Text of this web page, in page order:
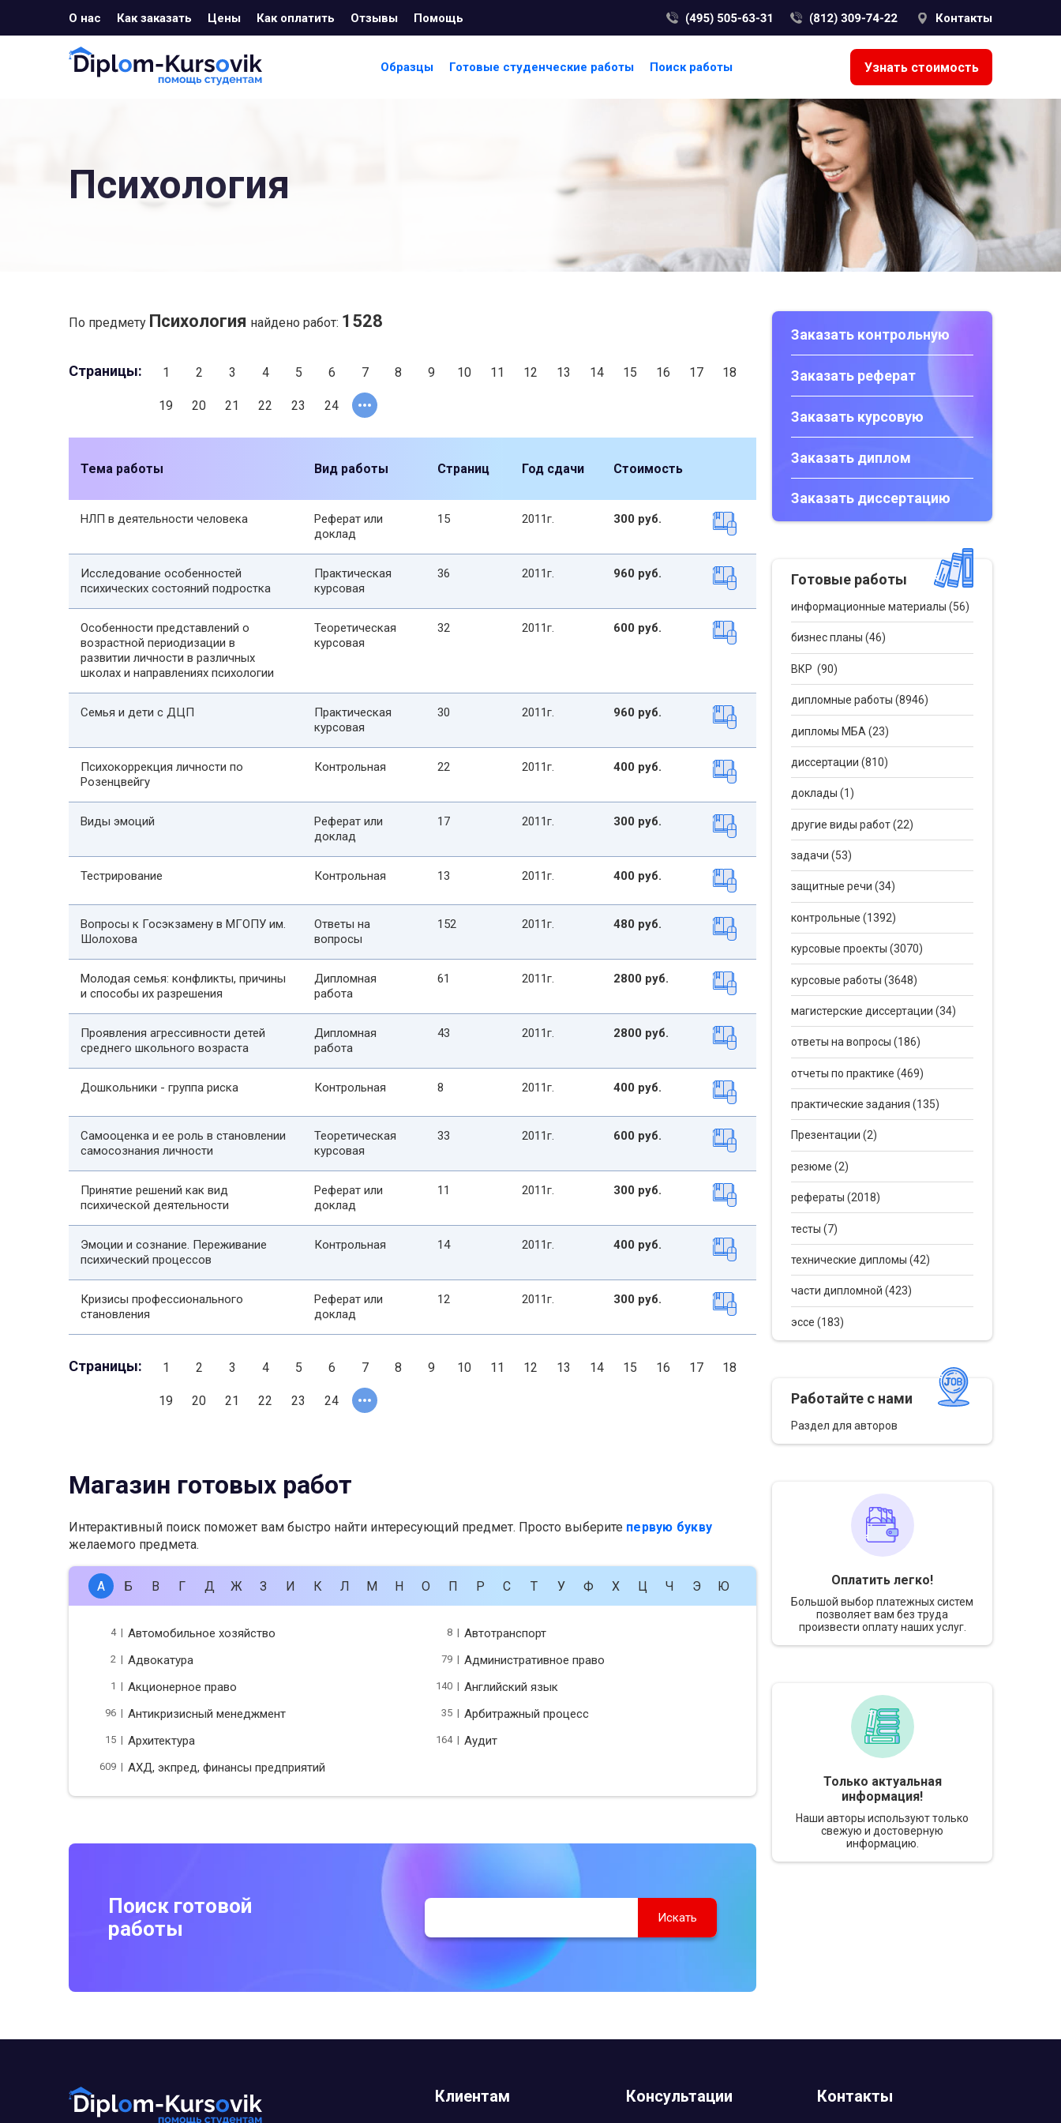
О нас Как заказать Цены Как оплатить Отзывы Помощь Контакты
Образцы Готовые студенческие работы Поиск работы Узнать стоимость
Психология
По предмету Психология найдено работ: 1528
Страницы: 1 2 3 4 5 6 7 8 9 10 11 12 13 14 15 16 17 18
19 20 21 22 23 24
Тема работы Вид работы Страниц Год сдачи Стоимость
НЛП в деятельности человека
Реферат или
доклад
15 2011г. 300 руб.
Исследование особенностей
психических состояний подростка
Практическая
курсовая
36 2011г. 960 руб.
Особенности представлений о
возрастной периодизации в
развитии личности в различных
школах и направлениях психологии
Теоретическая
курсовая
32 2011г. 600 руб.
Семья и дети с ДЦП
Практическая
курсовая
30 2011г. 960 руб.
Психокоррекция личности по
Розенцвейгу
Контрольная 22 2011г. 400 руб.
Виды эмоций
Реферат или
доклад
17 2011г. 300 руб.
Тестрирование Контрольная 13 2011г. 400 руб.
Вопросы к Госэкзамену в МГОПУ им.
Шолохова
Ответы на
вопросы
152 2011г. 480 руб.
Молодая семья: конфликты, причины
и способы их разрешения
Дипломная
работа
61 2011г. 2800 руб.
Проявления агрессивности детей
среднего школьного возраста
Дипломная
работа
43 2011г. 2800 руб.
Дошкольники - группа риска Контрольная 8 2011г. 400 руб.
Самооценка и ее роль в становлении
самосознания личности
Теоретическая
курсовая
33 2011г. 600 руб.
Принятие решений как вид
психической деятельности
Реферат или
доклад
11 2011г. 300 руб.
Эмоции и сознание. Переживание
психический процессов
Контрольная 14 2011г. 400 руб.
Кризисы профессионального
становления
Реферат или
доклад
12 2011г. 300 руб.
Страницы: 1 2 3 4 5 6 7 8 9 10 11 12 13 14 15 16 17 18
19 20 21 22 23 24
Магазин готовых работ
Интерактивный поиск поможет вам быстро найти интересующий предмет. Просто выберите первую букву
желаемого предмета.
А Б В Г Д Ж З И К Л М Н О П Р С Т У Ф Х Ц Ч Э Ю
4 | Автомобильное хозяйство 8 | Автотранспорт
2 | Адвокатура 79 | Административное право
1 | Акционерное право 140 | Английский язык
96 | Антикризисный менеджмент 35 | Арбитражный процесс
15 | Архитектура 164 | Аудит
609 | АХД, экпред, финансы предприятий
Поиск готовой
работы
Заказать контрольную
Заказать реферат
Заказать курсовую
Заказать диплом
Заказать диссертацию
Готовые работы
информационные материалы (56)
бизнес планы (46)
ВКР (90)
дипломные работы (8946)
дипломы МБА (23)
диссертации (810)
доклады (1)
другие виды работ (22)
задачи (53)
защитные речи (34)
контрольные (1392)
курсовые проекты (3070)
курсовые работы (3648)
магистерские диссертации (34)
ответы на вопросы (186)
отчеты по практике (469)
практические задания (135)
Презентации (2)
резюме (2)
рефераты (2018)
тесты (7)
технические дипломы (42)
части дипломной (423)
эссе (183)
Работайте с нами
Раздел для авторов
Оплатить легко!
Большой выбор платежных систем
позволяет вам без труда
произвести оплату наших услуг.
Только актуальная
информация!
Наши авторы используют только
свежую и достоверную
информацию.
Клиентам Консультации Контакты